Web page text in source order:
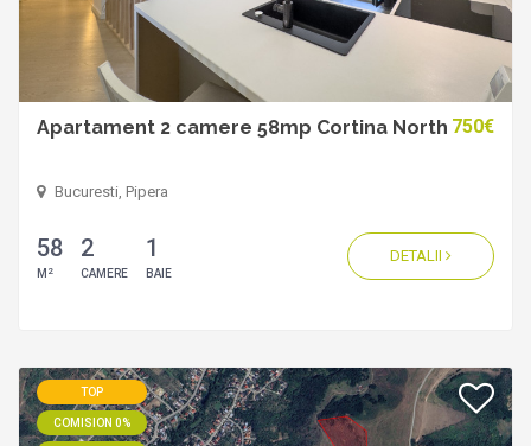
Apartament 2 camere 58mp Cortina North 750€
Bucuresti, Pipera
58
M 2
2
CAMERE
1
BAIE
DETALII
TOP
COMISION 0%